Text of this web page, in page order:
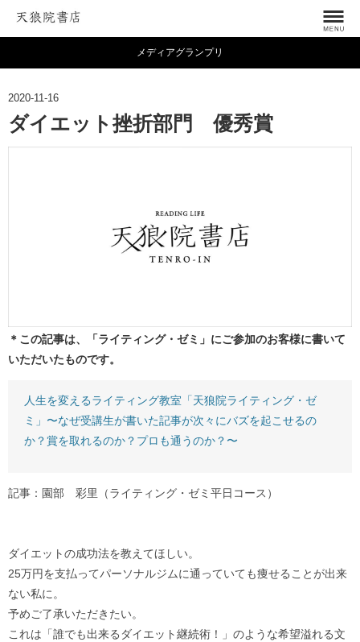
メディアグランプリ
2020-11-16
ダイエット挫折部門 優秀賞
＊この記事は、「ライティング・ゼミ」にご参加のお客様に書いて
いただいたものです。
人生を変えるライティング教室「天狼院ライティング・ゼ
ミ」〜なぜ受講生が書いた記事が次々にバズを起こせるの
か？賞を取れるのか？プロも通うのか？〜
記事：園部 彩里（ライティング・ゼミ平日コース）
ダイエットの成功法を教えてほしい。
25万円を支払ってパーソナルジムに通っていても痩せることが出来
ない私に。
予めご了承いただきたい。
これは「誰でも出来るダイエット継続術！」のような希望溢れる文